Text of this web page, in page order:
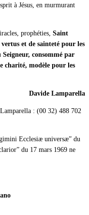
à Jésus, en murmurant
prophéties, Saint
vertus et de sainteté pour les
consommé par
charité, modèle pour les
Davide Lamparella
: (00 32) 488 702
Ecclesiæ universæ” du
du 17 mars 1969 ne